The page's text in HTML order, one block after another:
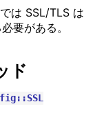
は SSL/TLS は
要がある。
ド